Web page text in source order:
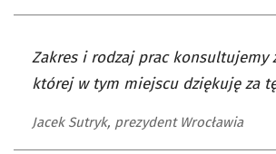
Zakres i rodzaj prac konsultujemy
której w tym miejscu dziękuję za
Jacek Sutryk, prezydent Wrocławia